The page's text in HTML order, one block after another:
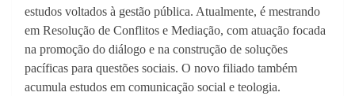
estudos voltados à gestão pública. Atualmente, é mestrando
em Resolução de Conflitos e Mediação, com atuação focada
na promoção do diálogo e na construção de soluções
pacíficas para questões sociais. O novo filiado também
acumula estudos em comunicação social e teologia.